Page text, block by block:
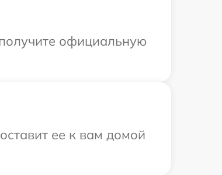
официальную
ее к вам домой